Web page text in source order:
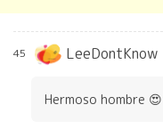
45 LeeDontKnow
Hermoso hombre 😍